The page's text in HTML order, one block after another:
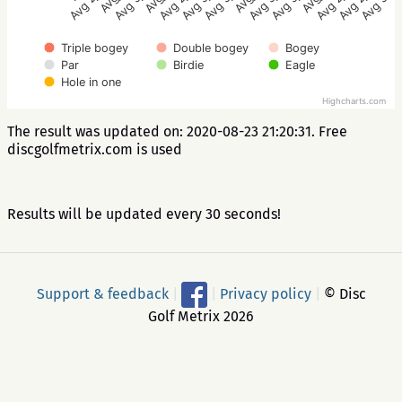
Triple bogey Double bogey
Bogey
Par
Birdie
Eagle
Hole in one
Highcharts.com
The result was updated on: 2020-08-23 21:20:31. Free
discgolfmetrix.com is used
Results will be updated every 30 seconds!
Support & feedback Privacy policy
© Disc
Golf Metrix 2026